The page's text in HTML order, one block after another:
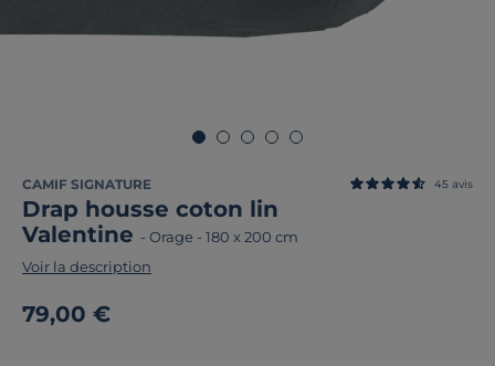
CAMIF SIGNATURE
Drap housse coton lin
Valentine - Orage - 180 x 200 cm
45 avis
Voir la description
79,00 €